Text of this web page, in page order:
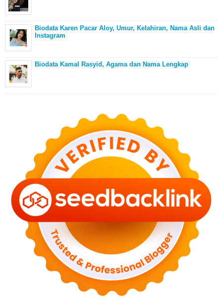
Biodata Karen Pacar Aloy, Umur, Kelahiran, Nama Asli dan
Instagram
Biodata Kamal Rasyid, Agama dan Nama Lengkap